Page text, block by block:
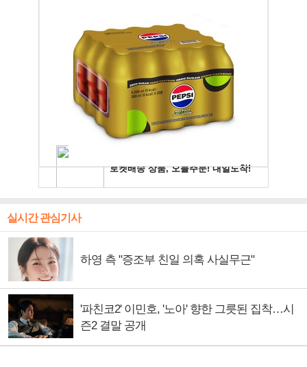
실시간 관심기사
하영 측 "증조부 친일 의혹 사실무근"
'파친코2' 이민호, '노아' 향한 그릇된 집착…시
즌2 결말 공개